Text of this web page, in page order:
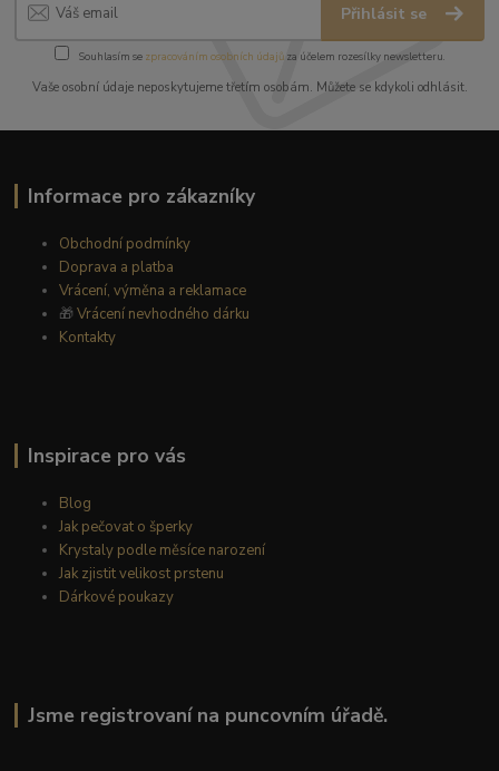
Přihlásit se
Souhlasím se zpracováním osobních údajůza účelem rozesílky newsletteru.
Vaše osobní údaje neposkytujeme třetím osobám. Můžete se kdykoli odhlásit.
Informace pro zákazníky
Obchodní podmínky
Doprava a platba
Vrácení, výměna a reklamace
🎁Vrácení nevhodného dárku
Kontakty
Inspirace pro vás
Blog
Jak pečovat o šperky
Krystaly podle měsíce narození
Jak zjistit velikost prstenu
Dárkové poukazy
Jsme registrovaní na puncovním úřadě.